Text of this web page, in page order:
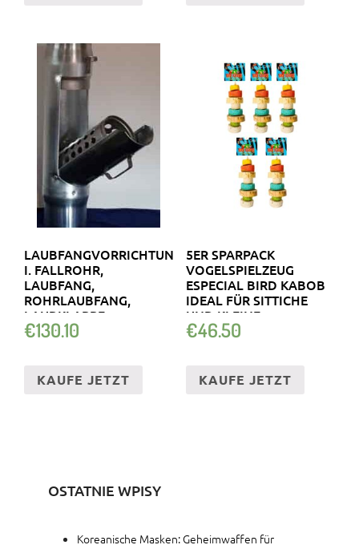
LAUBFANGVORRICHTUNG
I. FALLROHR,
LAUBFANG,
ROHRLAUBFANG,
LAUBKLAPPE
€130.10
KAUFE JETZT
5ER SPARPACK
VOGELSPIELZEUG
ESPECIAL BIRD KABOB
IDEAL FÜR SITTICHE
UND KLEINE …
€46.50
KAUFE JETZT
OSTATNIE WPISY
Koreanische Masken: Geheimwaffen für